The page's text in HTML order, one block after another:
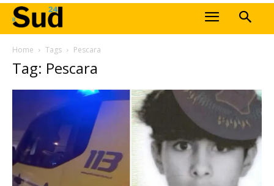
Home Tags Pescara
Tag: Pescara